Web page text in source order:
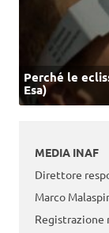
Perché le
Esa)
MEDIA INAF
Direttore
Marco
Registrazione